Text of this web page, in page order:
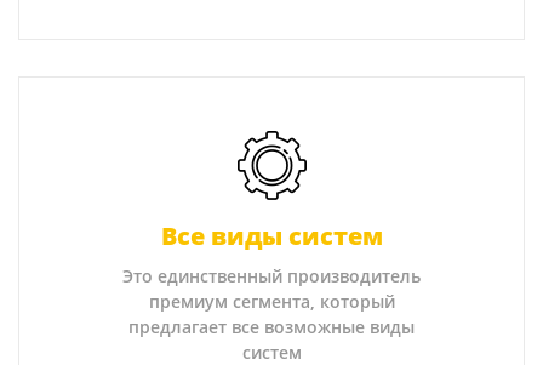
Все виды систем
Это единственный производитель
премиум сегмента, который
предлагает все возможные виды
систем